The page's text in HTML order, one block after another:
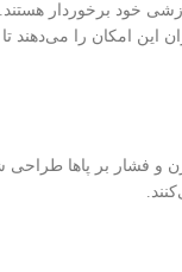
خود برخوردار
این امکان را می‌دهند
و فشار بر پاها طراحی